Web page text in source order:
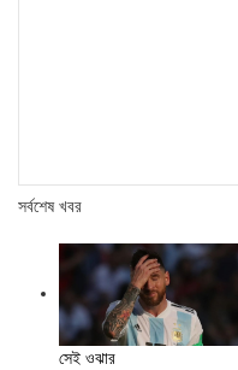
সর্বশেষ খবর
সেই ওঝার